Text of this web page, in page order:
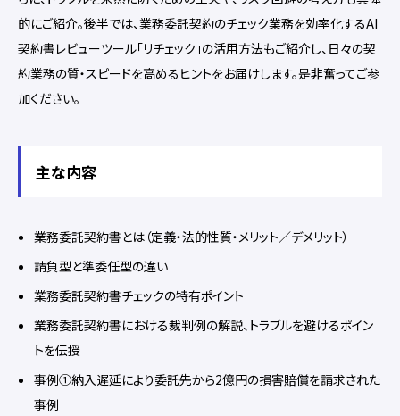
的にご紹介。後半では、業務委託契約のチェック業務を効率化するAI
契約書レビューツール「リチェック」の活用方法もご紹介し、日々の契
約業務の質・スピードを高めるヒントをお届けします。是非奮ってご参
加ください。
主な内容
業務委託契約書とは（定義・法的性質・メリット／デメリット）
請負型と準委任型の違い
業務委託契約書チェックの特有ポイント
業務委託契約書における裁判例の解説、トラブルを避けるポイン
トを伝授
事例①納入遅延により委託先から2億円の損害賠償を請求された
事例